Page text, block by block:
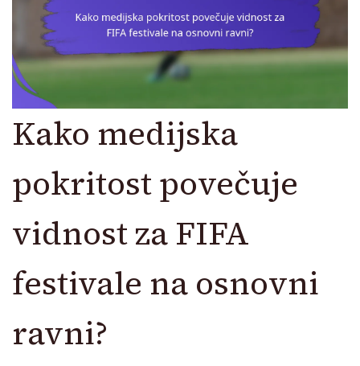
Kako medijska
pokritost povečuje
vidnost za FIFA
festivale na osnovni
ravni?